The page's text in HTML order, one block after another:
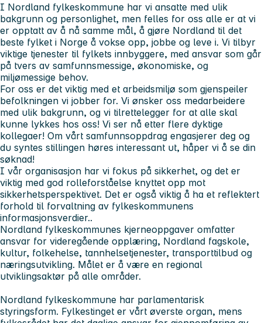
I Nordland fylkeskommune har vi ansatte med ulik
bakgrunn og personlighet, men felles for oss alle er at vi
er opptatt av å nå samme mål, å gjøre Nordland til det
beste fylket i Norge å vokse opp, jobbe og leve i. Vi tilbyr
viktige tjenester til fylkets innbyggere, med ansvar som går
på tvers av samfunnsmessige, økonomiske, og
miljømessige behov.
For oss er det viktig med et arbeidsmiljø som gjenspeiler
befolkningen vi jobber for. Vi ønsker oss medarbeidere
med ulik bakgrunn, og vi tilrettelegger for at alle skal
kunne lykkes hos oss! Vi ser nå etter flere dyktige
kollegaer! Om vårt samfunnsoppdrag engasjerer deg og
du syntes stillingen høres interessant ut, håper vi å se din
søknad!
I vår organisasjon har vi fokus på sikkerhet, og det er
viktig med god rolleforståelse knyttet opp mot
sikkerhetsperspektivet. Det er også viktig å ha et reflektert
forhold til forvaltning av fylkeskommunens
informasjonsverdier..
Nordland fylkeskommunes kjerneoppgaver omfatter
ansvar for videregående opplæring, Nordland fagskole,
kultur, folkehelse, tannhelsetjenester, transporttilbud og
næringsutvikling. Målet er å være en regional
utviklingsaktør på alle områder.
Nordland fylkeskommune har parlamentarisk
styringsform. Fylkestinget er vårt øverste organ, mens